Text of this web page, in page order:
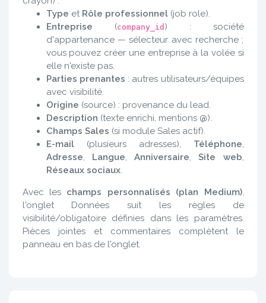
Type et Rôle professionnel(job role).
Entreprise (company_id ) : société
d'appartenance — sélecteur avec recherche ;
vous pouvez créer une entreprise à la volée si
elle n'existe pas.
Parties prenantes : autres utilisateurs/équipes
avec visibilité.
Origine (source) : provenance du lead.
Description (texte enrichi, mentions @).
Champs Sales (si module Sales actif).
E-mail(plusieurs adresses), Téléphone,
Adresse, Langue, Anniversaire,Site web,
Réseaux sociaux.
Avec les champs personnalisés (plan Medium),
l'onglet Données suit les règles de
visibilité/obligatoire définies dans les paramètres.
Pièces jointes et commentaires complètent le
panneau en bas de l'onglet.